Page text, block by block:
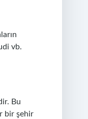
vb.
Bu
bir şehir